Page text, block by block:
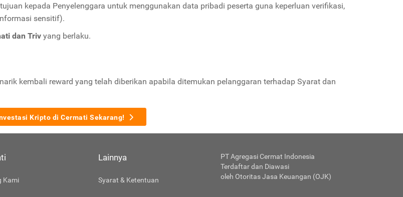
kepada Penyelenggara untuk menggunakan data pribadi peserta guna keperluan verifikasi,
sensitif).
dan Triv yang berlaku.
kembali reward yang telah diberikan apabila ditemukan pelanggaran terhadap Syarat dan
Kripto di Cermati Sekarang!
Kami
Lainnya
Syarat & Ketentuan
PT Agregasi Cermat Indonesia
Terdaftar dan Diawasi
oleh Otoritas Jasa Keuangan (OJK)